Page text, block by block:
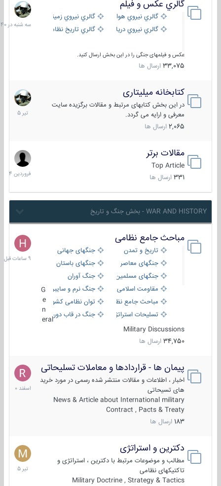
گالري عكس و فيلم
گالري نيروي هوايي
گالري نيروي زميني
گالري نيروي دريايي
گالري تاریخ نظامی
عکس و فیلمهای جنگی را در این بخش ارسال کنید.
33,075 ارسال ها
سه
شنبه
در
کتابخانه میلیتاری
در این بخش کتابهای مرتبط و مقالات برگزیده سایت
معرفی و ارایه می گردد.
2,065 ارسال ها
16
تیر
1405
مقالات برتر
Top Article
331 ارسال ها
29
فروردین
1404
WAR AND HISTORY - بخش جنگ و تاریخ
مباحث جامع نظامی
تاریخ و تمدن
جنگهای جهانی
جنگهای معاصر
جنگهای باستان
جنگهای مسلمین
جنگ آوران
مقاومت اسلامی
جنگ نرم و سایبری
مباحث جامع نظامی
توان نظامی کشورها
تسلیحات استراتژیک
جنگ در قاب دوربین
eral
Military Discussions
34,750 ارسال ها
9
ساعات
قبل
پیمان ها - قراردادها و معاملات تسلیحاتی
اخبار ، اطلاعات و مقالات منتشر شده رسمی در مورد خرید
های تسیحاتی
News & Article about International military
Contract , Pacts & Treaty
183 ارسال ها
7
اسفند
1400
دکترین و استراتژی
مطالب و موضوعات مرتبط با دکترین ، استراتژی و
تاکتیکهای نظامی
Military Doctrine , Strategy & Tactics
27
تیر
1405